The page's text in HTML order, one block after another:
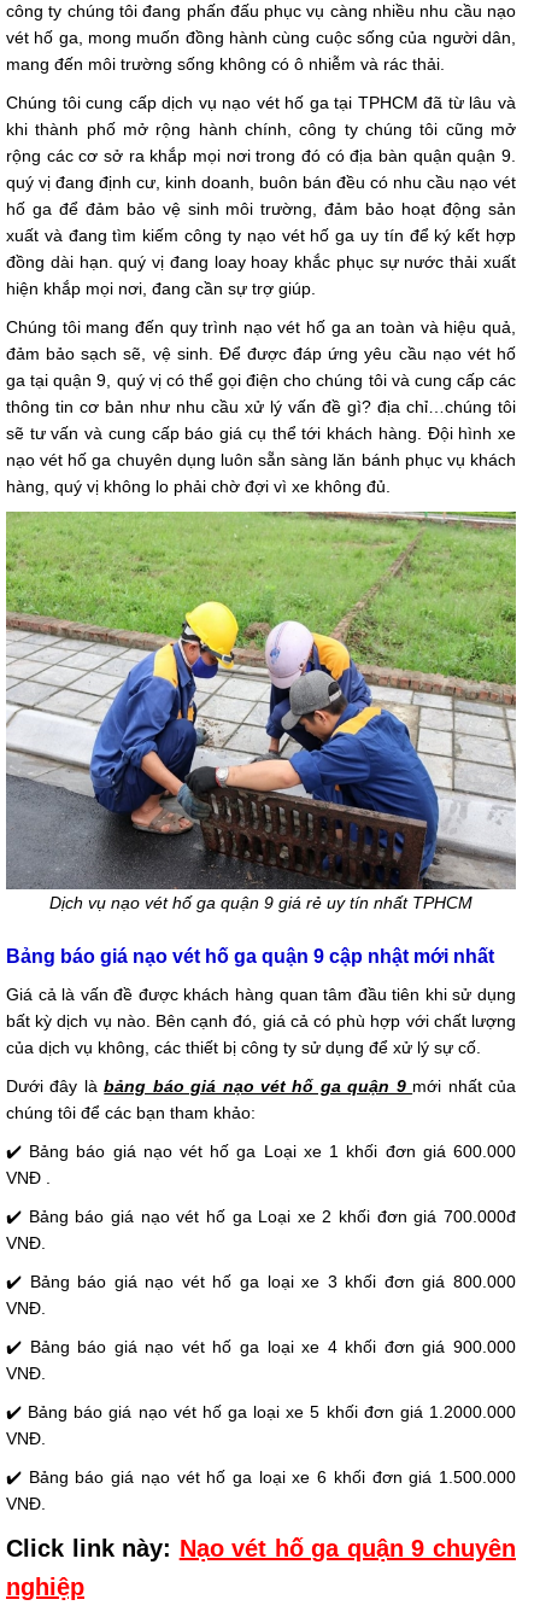
công ty chúng tôi đang phấn đấu phục vụ càng nhiều nhu cầu nạo
vét hố ga, mong muốn đồng hành cùng cuộc sống của người dân,
mang đến môi trường sống không có ô nhiễm và rác thải.
Chúng tôi cung cấp dịch vụ nạo vét hố ga tại TPHCM đã từ lâu và
khi thành phố mở rộng hành chính, công ty chúng tôi cũng mở
rộng các cơ sở ra khắp mọi nơi trong đó có địa bàn quận quận 9.
quý vị đang định cư, kinh doanh, buôn bán đều có nhu cầu nạo vét
hố ga để đảm bảo vệ sinh môi trường, đảm bảo hoạt động sản
xuất và đang tìm kiếm công ty nạo vét hố ga uy tín để ký kết hợp
đồng dài hạn. quý vị đang loay hoay khắc phục sự nước thải xuất
hiện khắp mọi nơi, đang cần sự trợ giúp.
Chúng tôi mang đến quy trình nạo vét hố ga an toàn và hiệu quả,
đảm bảo sạch sẽ, vệ sinh. Để được đáp ứng yêu cầu nạo vét hố
ga tại quận 9, quý vị có thể gọi điện cho chúng tôi và cung cấp các
thông tin cơ bản như nhu cầu xử lý vấn đề gì? địa chỉ…chúng tôi
sẽ tư vấn và cung cấp báo giá cụ thể tới khách hàng. Đội hình xe
nạo vét hố ga chuyên dụng luôn sẵn sàng lăn bánh phục vụ khách
hàng, quý vị không lo phải chờ đợi vì xe không đủ.
Dịch vụ nạo vét hố ga quận 9 giá rẻ uy tín nhất TPHCM
Bảng báo giá nạo vét hố ga quận 9 cập nhật mới nhất
Giá cả là vấn đề được khách hàng quan tâm đầu tiên khi sử dụng
bất kỳ dịch vụ nào. Bên cạnh đó, giá cả có phù hợp với chất lượng
của dịch vụ không, các thiết bị công ty sử dụng để xử lý sự cố.
Dưới đây làbảng báo giá nạo vét hố ga quận 9 mới nhất của
chúng tôi để các bạn tham khảo:
✔️ Bảng báo giá nạo vét hố ga Loại xe 1 khối đơn giá 600.000
VNĐ .
✔️ Bảng báo giá nạo vét hố ga Loại xe 2 khối đơn giá 700.000đ
VNĐ.
✔️ Bảng báo giá nạo vét hố ga loại xe 3 khối đơn giá 800.000
VNĐ.
✔️ Bảng báo giá nạo vét hố ga loại xe 4 khối đơn giá 900.000
VNĐ.
✔️ Bảng báo giá nạo vét hố ga loại xe 5 khối đơn giá 1.2000.000
VNĐ.
✔️ Bảng báo giá nạo vét hố ga loại xe 6 khối đơn giá 1.500.000
VNĐ.
Click link này: ​ Nạo vét hố ga quận 9 chuyên
nghiệp